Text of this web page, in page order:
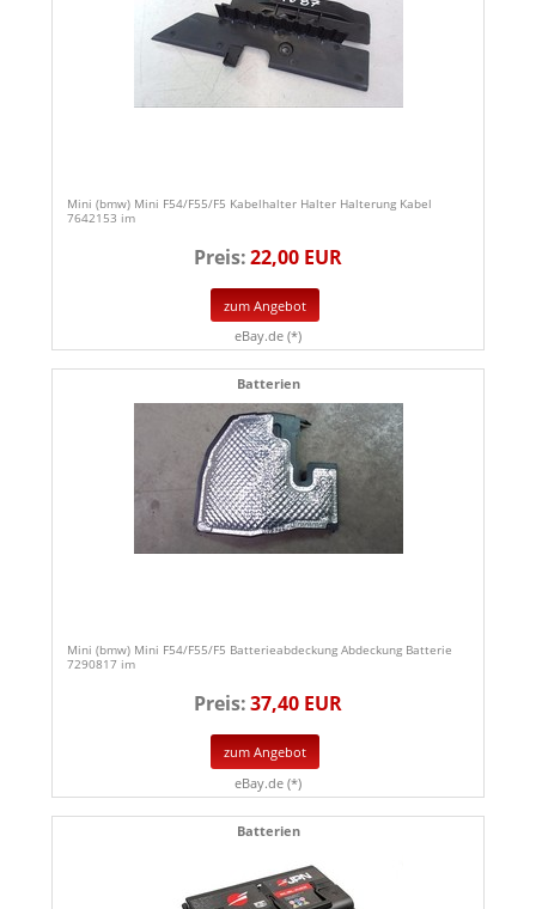
Mini (bmw) Mini F54/F55/F5 Kabelhalter Halter Halterung Kabel
7642153 im
Preis:22,00 EUR
zum Angebot
eBay.de (*)
Batterien
Mini (bmw) Mini F54/F55/F5 Batterieabdeckung Abdeckung Batterie
7290817 im
Preis:37,40 EUR
zum Angebot
eBay.de (*)
Batterien